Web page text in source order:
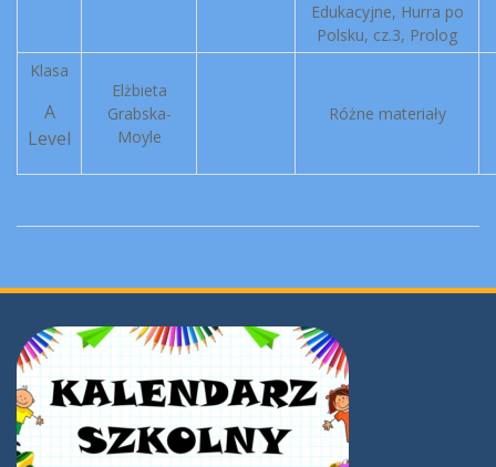
Edukacyjne, Hurra po
Polsku, cz.3, Prolog
Klasa
A
Level
Elżbieta
Grabska-
Moyle
Różne materiały